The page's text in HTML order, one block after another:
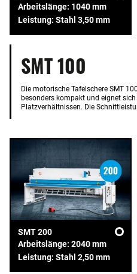
Arbeitslänge: 1040 mm
Leistung: Stahl 3,50 mm
SMT 100
Die motorische Tafelschere SMT
besonders kompakt und eignet
Platzverhältnissen. Die
SMT 200
Arbeitslänge: 2040 mm
Leistung: Stahl 2,50 mm